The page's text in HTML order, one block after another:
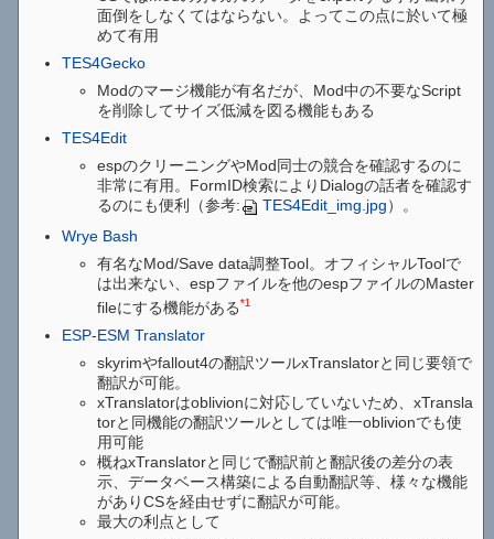
面倒をしなくてはならない。よってこの点に於いて極
めて有用
TES4Gecko
Modのマージ機能が有名だが、Mod中の不要なScript
を削除してサイズ低減を図る機能もある
TES4Edit
espのクリーニングやMod同士の競合を確認するのに
非常に有用。FormID検索によりDialogの話者を確認す
るのにも便利（参考:
TES4Edit_img.jpg）。
Wrye Bash
有名なMod/Save data調整Tool。オフィシャルToolで
は出来ない、espファイルを他のespファイルのMaster
fileにする機能がある*1
ESP-ESM Translator
skyrimやfallout4の翻訳ツールxTranslatorと同じ要領で
翻訳が可能。
xTranslatorはoblivionに対応していないため、xTransla
torと同機能の翻訳ツールとしては唯一oblivionでも使
用可能
概ねxTranslatorと同じで翻訳前と翻訳後の差分の表
示、データベース構築による自動翻訳等、様々な機能
がありCSを経由せずに翻訳が可能。
最大の利点として